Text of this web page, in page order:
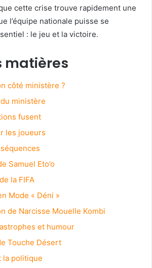
cette crise trouve rapidement une
l’équipe nationale puisse se
: le jeu et la victoire.
matières
côté ministère ?
ministère
fusent
les joueurs
Samuel Eto’o
la FIFA
Mode « Déni »
de Narcisse Mouelle Kombi
et humour
Touche Désert
la politique